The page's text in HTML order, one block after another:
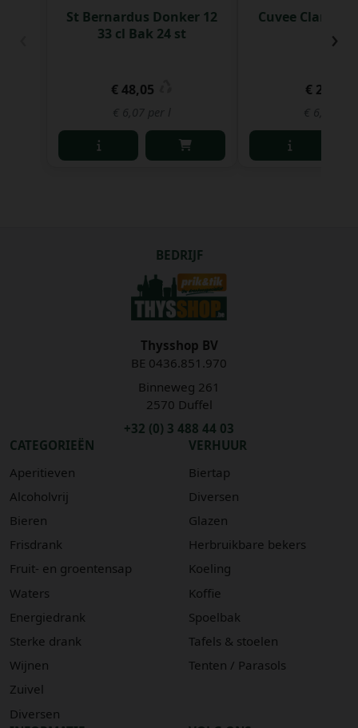
St Bernardus Donker 12
33 cl Bak 24 st
€ 48,05
€ 6,07 per l
Cuvee Clarisse
€ 2,29
€ 6,94
›
BEDRIJF
Thysshop BV
BE 0436.851.970
Binneweg 261
2570 Duffel
+32 (0) 3 488 44 03
CATEGORIEËN
Aperitieven
Alcoholvrij
Bieren
Frisdrank
Fruit- en groentensap
Waters
Energiedrank
Sterke drank
Wijnen
Zuivel
Diversen
VERHUUR
Biertap
Diversen
Glazen
Herbruikbare bekers
Koeling
Koffie
Spoelbak
Tafels & stoelen
Tenten / Parasols